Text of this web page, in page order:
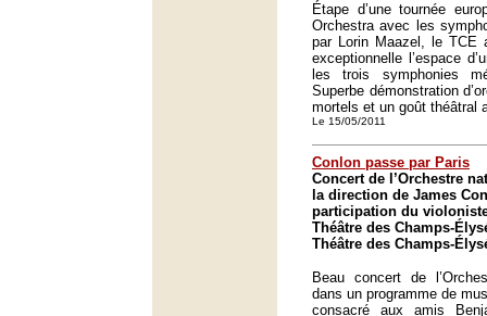
Étape d’une tournée
Orchestra avec les
par Lorin Maazel, le TCE
exceptionnelle l’espace
les trois symphonies
Superbe démonstration
mortels et un goût théâtral
Le 15/05/2011
Conlon passe par Paris
Concert de l’Orchestre
la direction de James
participation du
Théâtre des Champs-
Théâtre des Champs-
Beau concert de
dans un programme de
consacré aux amis